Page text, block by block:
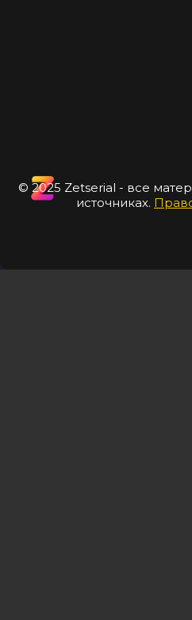
© 2025 Zetserial - все
источниках.